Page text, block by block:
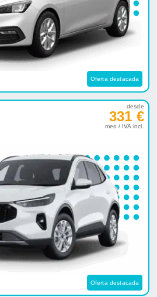
Oferta destacada
desde
331 €
mes / IVA incl.
Oferta destacada